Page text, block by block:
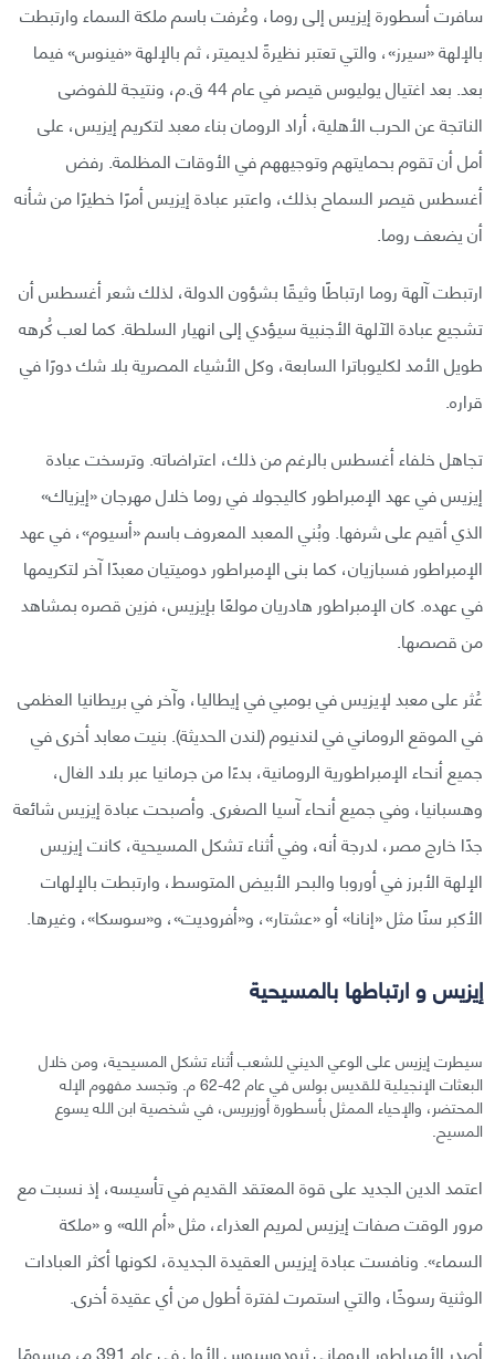
سافرت أسطورة إيزيس إلى روما، وعُرفت باسم ملكة السماء وارتبطت
بالإلهة «سيرز»، والتي تعتبر نظيرةً لديميتر، ثم بالإلهة «فينوس» فيما
بعد. بعد اغتيال يوليوس قيصر في عام 44 ق.م، ونتيجة للفوضى
الناتجة عن الحرب الأهلية، أراد الرومان بناء معبد لتكريم إيزيس، على
أمل أن تقوم بحمايتهم وتوجيههم في الأوقات المظلمة. رفض
أغسطس قيصر السماح بذلك، واعتبر عبادة إيزيس أمرًا خطيرًا من شأنه
أن يضعف روما.
ارتبطت آلهة روما ارتباطًا وثيقًا بشؤون الدولة، لذلك شعر أغسطس أن
تشجيع عبادة الآلهة الأجنبية سيؤدي إلى انهيار السلطة. كما لعب كُرهه
طويل الأمد لكليوباترا السابعة، وكل الأشياء المصرية بلا شك دورًا في
قراره.
تجاهل خلفاء أغسطس بالرغم من ذلك، اعتراضاته. وترسخت عبادة
إيزيس في عهد الإمبراطور كاليجولا في روما خلال مهرجان «إيزياك»
الذي أقيم على شرفها. وبُني المعبد المعروف باسم «أسيوم»، في عهد
الإمبراطور فسبازيان، كما بنى الإمبراطور دوميتيان معبدًا آخر لتكريمها
في عهده. كان الإمبراطور هادريان مولعًا بإيزيس، فزين قصره بمشاهد
من قصصها.
عُثر على معبد لإيزيس في بومبي في إيطاليا، وآخر في بريطانيا العظمى
في الموقع الروماني في لندنيوم (لندن الحديثة). بنيت معابد أخرى في
جميع أنحاء الإمبراطورية الرومانية، بدءًا من جرمانيا عبر بلاد الغال،
وهسبانيا، وفي جميع أنحاء آسيا الصغرى. وأصبحت عبادة إيزيس شائعة
جدًا خارج مصر، لدرجة أنه، وفي أثناء تشكل المسيحية، كانت إيزيس
الإلهة الأبرز في أوروبا والبحر الأبيض المتوسط، وارتبطت بالإلهات
الأكبر سنًا مثل «إنانا» أو «عشتار»، و«أفروديت»، و«سوسكا»، وغيرها.
إيزيس و ارتباطها بالمسيحية
سيطرت إيزيس على الوعي الديني للشعب أثناء تشكل المسيحية، ومن خلال
البعثات الإنجيلية للقديس بولس في عام 42-62 م. وتجسد مفهوم الإله
المحتضر، والإحياء الممثل بأسطورة أوزيريس، في شخصية ابن الله يسوع
المسيح.
اعتمد الدين الجديد على قوة المعتقد القديم في تأسيسه، إذ نسبت مع
مرور الوقت صفات إيزيس لمريم العذراء، مثل «أم الله» و «ملكة
السماء». ونافست عبادة إيزيس العقيدة الجديدة، لكونها أكثر العبادات
الوثنية رسوخًا، والتي استمرت لفترة أطول من أي عقيدة أخرى.
أصدر الأمبراطور الروماني ثيودوسيوس الأول في عام 391 م، مرسومًا